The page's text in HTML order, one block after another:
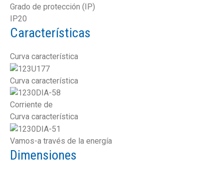
Grado de protección (IP)
IP20
Características
Curva característica
Curva característica
Corriente de
Curva característica
Vamos-a través de la energía
Dimensiones